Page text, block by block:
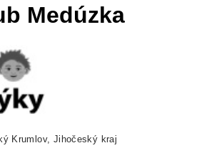
Medúzka
Krumlov, Jihočeský kraj